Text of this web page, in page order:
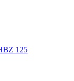
125